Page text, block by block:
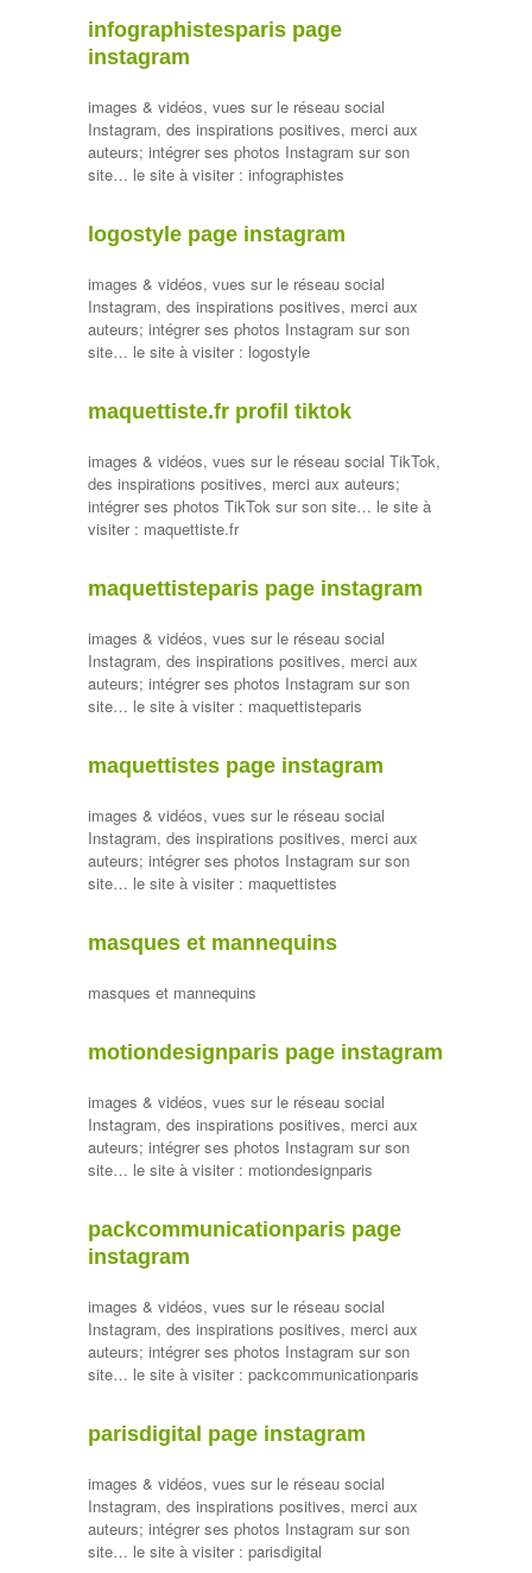
infographistesparis page
instagram
images & vidéos, vues sur le réseau social
Instagram, des inspirations positives, merci aux
auteurs; intégrer ses photos Instagram sur son
site… le site à visiter : infographistes
logostyle page instagram
images & vidéos, vues sur le réseau social
Instagram, des inspirations positives, merci aux
auteurs; intégrer ses photos Instagram sur son
site… le site à visiter : logostyle
maquettiste.fr profil tiktok
images & vidéos, vues sur le réseau social TikTok,
des inspirations positives, merci aux auteurs;
intégrer ses photos TikTok sur son site… le site à
visiter : maquettiste.fr
maquettisteparis page instagram
images & vidéos, vues sur le réseau social
Instagram, des inspirations positives, merci aux
auteurs; intégrer ses photos Instagram sur son
site… le site à visiter : maquettisteparis
maquettistes page instagram
images & vidéos, vues sur le réseau social
Instagram, des inspirations positives, merci aux
auteurs; intégrer ses photos Instagram sur son
site… le site à visiter : maquettistes
masques et mannequins
masques et mannequins
motiondesignparis page instagram
images & vidéos, vues sur le réseau social
Instagram, des inspirations positives, merci aux
auteurs; intégrer ses photos Instagram sur son
site… le site à visiter : motiondesignparis
packcommunicationparis page
instagram
images & vidéos, vues sur le réseau social
Instagram, des inspirations positives, merci aux
auteurs; intégrer ses photos Instagram sur son
site… le site à visiter : packcommunicationparis
parisdigital page instagram
images & vidéos, vues sur le réseau social
Instagram, des inspirations positives, merci aux
auteurs; intégrer ses photos Instagram sur son
site… le site à visiter : parisdigital